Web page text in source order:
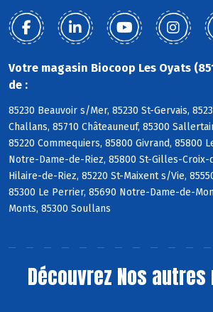
Votre magasin Biocoop Les Oyats
de :
85230 Beauvoir s/Mer, 85230 St-Gervais,
Challans, 85710 Châteauneuf, 85300
85220 Commequiers, 85800 Givrand, 85800
Notre-Dame-de-Riez, 85800 St-Gilles-Croix-
Hilaire-de-Riez, 85220 St-Maixent s/Vie,
85300 Le Perrier, 85690 Notre-Dame-de-
Monts, 85300 Soullans
Découvrez Nos